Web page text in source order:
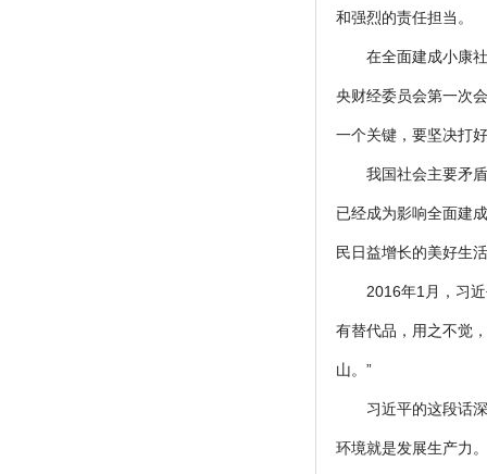
和强烈的责任担当。
在全面建成小康
央财经委员会第一次
一个关键，要坚决打
我国社会主要矛
已经成为影响全面建
民日益增长的美好生
2016年1月，习
有替代品，用之不觉
山。”
习近平的这段话
环境就是发展生产力